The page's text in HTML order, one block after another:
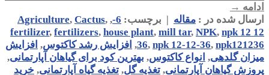
ادامه →
ارسال شده در : مقاله | برچسب: 6-
,
Agriculture, Cactus,
fertilizer, fertilizers, house plant, mill tar, NPK, npk 12 12
36, npk 12-12-36, npk121236
, افزایش رشد کاکتوس, افزایش
میزان گلدهی, انواع کاکتوس, بهترین کود برای گیاهان آپارتمانی,
پروزش گیاهان آپارتمانی, تغذیه گل, تغذیه گیاه آپارتمانی, خرید